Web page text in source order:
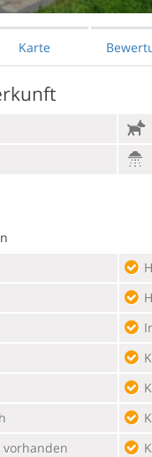
Karte
vorhanden